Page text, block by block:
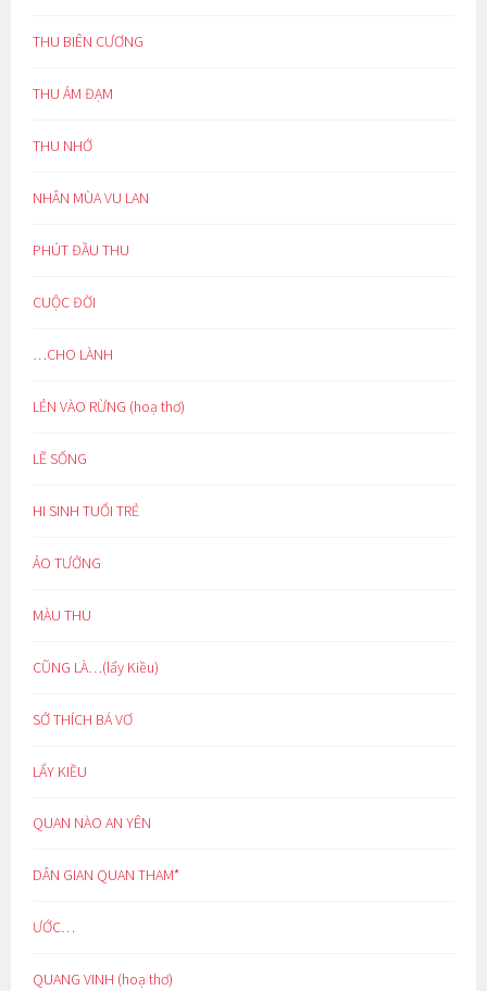
THU BIÊN CƯƠNG
THU ẢM ĐẠM
THU NHỚ
NHÂN MÙA VU LAN
PHÚT ĐẦU THU
CUỘC ĐỜI
…CHO LÀNH
LẺN VÀO RỪNG (hoạ thơ)
LẼ SỐNG
HI SINH TUỔI TRẺ
ẢO TƯỞNG
MÀU THU
CŨNG LÀ…(lẩy Kiều)
SỞ THÍCH BÁ VƠ
LẨY KIỀU
QUAN NÀO AN YÊN
DÂN GIAN QUAN THAM*
ƯỚC…
QUANG VINH (hoạ thơ)